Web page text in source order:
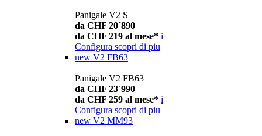
Panigale V2 S
da CHF 20´890
da CHF 219 al mese* i
Configura scopri di piu
new V2 FB63
Panigale V2 FB63
da CHF 23´990
da CHF 259 al mese* i
Configura scopri di piu
new V2 MM93